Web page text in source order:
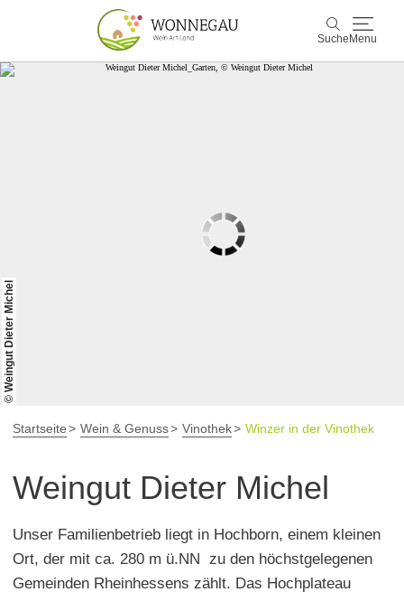
Suche Menu
Kultur & Events
© Weingut Dieter Michel
Startseite Wein & Genuss Vinothek Winzer in der Vinothek
Weingut Dieter Michel
Unser Familienbetrieb liegt in Hochborn, einem kleinen
Ort, der mit ca. 280 m ü.NN zu den höchstgelegenen
Gemeinden Rheinhessens zählt. Das Hochplateau